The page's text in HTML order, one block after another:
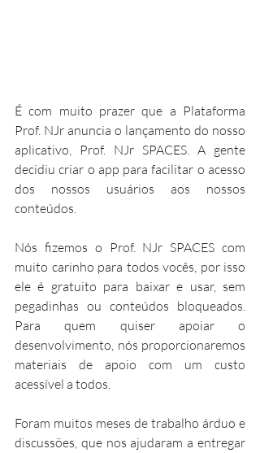
É com muito prazer que a Plataforma
Prof. NJr anuncia o lançamento do nosso
aplicativo, Prof. NJr SPACES. A gente
decidiu criar o app para facilitar o acesso
dos nossos usuários aos nossos
conteúdos.
Nós fizemos o Prof. NJr SPACES com
muito carinho para todos vocês, por isso
ele é gratuito para baixar e usar, sem
pegadinhas ou conteúdos bloqueados.
Para quem quiser apoiar o
desenvolvimento, nós proporcionaremos
materiais de apoio com um custo
acessível a todos.
Foram muitos meses de trabalho árduo e
discussões, que nos ajudaram a entregar